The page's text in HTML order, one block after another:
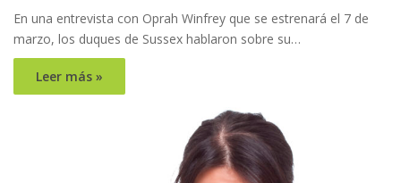
En una entrevista con Oprah Winfrey que se estrenará el 7 de
marzo, los duques de Sussex hablaron sobre su…
Leer más »